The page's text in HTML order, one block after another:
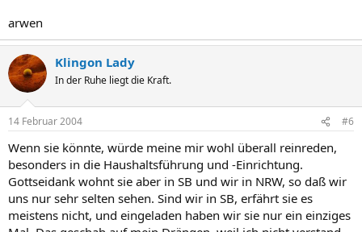
arwen
Klingon Lady
In der Ruhe liegt die Kraft.
14 Februar 2004 #6
Wenn sie könnte, würde meine mir wohl überall reinreden,
besonders in die Haushaltsführung und -Einrichtung.
Gottseidank wohnt sie aber in SB und wir in NRW, so daß wir
uns nur sehr selten sehen. Sind wir in SB, erfährt sie es
meistens nicht, und eingeladen haben wir sie nur ein einziges